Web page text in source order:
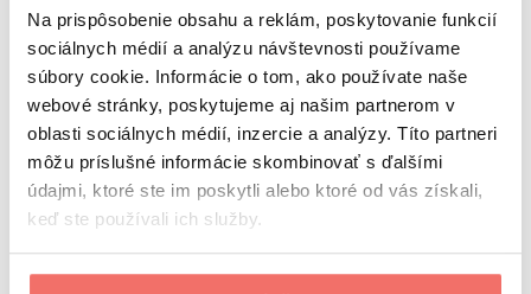
Na prispôsobenie obsahu a reklám, poskytovanie funkcií
sociálnych médií a analýzu návštevnosti používame
súbory cookie. Informácie o tom, ako používate naše
webové stránky, poskytujeme aj našim partnerom v
oblasti sociálnych médií, inzercie a analýzy. Títo partneri
môžu príslušné informácie skombinovať s ďalšími
údajmi, ktoré ste im poskytli alebo ktoré od vás získali,
keď ste používali ich služby.
visibility
Visibility 360 group
referencie
kurzy a školenia
visiguide
kariéra
o nás
náš tím
kontakt
Visibility 360 hub
Marketing brunch